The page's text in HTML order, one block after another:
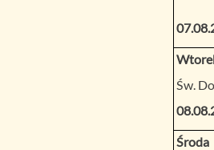
Św.
Środa